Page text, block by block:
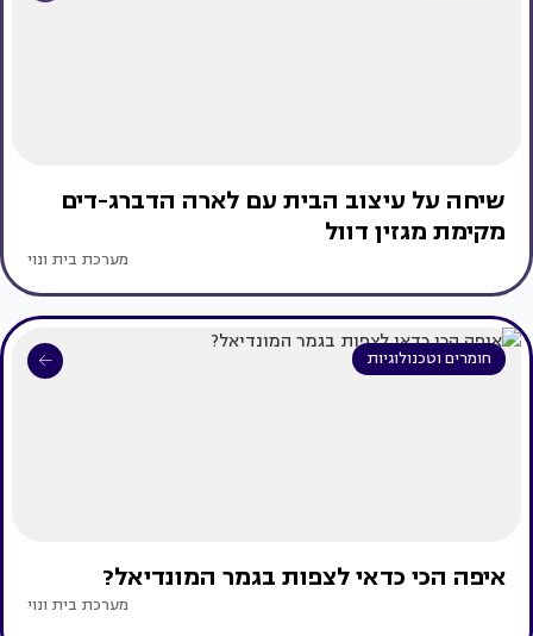
שיחה על עיצוב הבית עם לארה הדברג-דים
מקימת מגזין דוול
מערכת בית ונוי
חומרים וטכנולוגיות
איפה הכי כדאי לצפות בגמר המונדיאל?
מערכת בית ונוי